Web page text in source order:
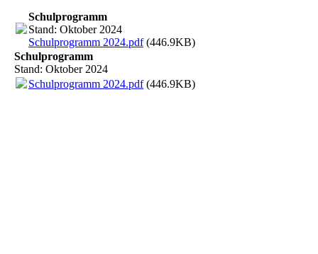
Schulprogramm
Stand: Oktober 2024
Schulprogramm 2024.pdf(446.9KB)
Schulprogramm
Stand: Oktober 2024
Schulprogramm 2024.pdf(446.9KB)